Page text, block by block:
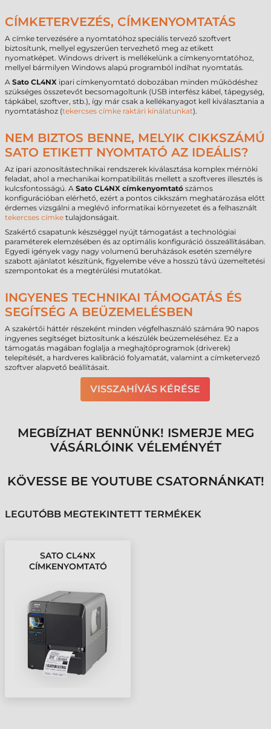
CÍMKETERVEZÉS, CÍMKENYOMTATÁS
A címke tervezésére a nyomtatóhoz speciális tervező szoftvert
biztosítunk, mellyel egyszerűen tervezhető meg az etikett
nyomatképet. Windows drivert is mellékelünk a címkenyomtatóhoz,
mellyel bármilyen Windows alapú programból indíhat nyomtatás.
A Sato CL4NX ipari címkenyomtató dobozában minden működéshez
szükséges összetevőt becsomagoltunk (USB interfész kábel, tápegység,
tápkábel, szoftver, stb.), így már csak a kellékanyagot kell kiválasztania a
nyomtatáshoz (tekercses címke raktári kínálatunkat).
NEM BIZTOS BENNE, MELYIK CIKKSZÁMÚ
SATO ETIKETT NYOMTATÓ AZ IDEÁLIS?
Az ipari azonosítástechnikai rendszerek kiválasztása komplex mérnöki
feladat, ahol a mechanikai kompatibilitás mellett a szoftveres illesztés is
kulcsfontosságú. A Sato CL4NX címkenyomtató számos
konfigurációban elérhető, ezért a pontos cikkszám meghatározása előtt
érdemes vizsgálni a meglévő informatikai környezetet és a felhasznált
tekercses címke tulajdonságait.
Szakértő csapatunk készséggel nyújt támogatást a technológiai
paraméterek elemzésében és az optimális konfiguráció összeállításában.
Egyedi igények vagy nagy volumenű beruházások esetén személyre
szabott ajánlatot készítünk, figyelembe véve a hosszú távú üzemeltetési
szempontokat és a megtérülési mutatókat.
INGYENES TECHNIKAI TÁMOGATÁS ÉS
SEGÍTSÉG A BEÜZEMELÉSBEN
A szakértői háttér részeként minden végfelhasználó számára 90 napos
ingyenes segítséget biztosítunk a készülék beüzemeléséhez. Ez a
támogatás magában foglalja a meghajtóprogramok (driverek)
telepítését, a hardveres kalibráció folyamatát, valamint a címketervező
szoftver alapvető beállításait.
VISSZAHÍVÁS KÉRÉSE
MEGBÍZHAT BENNÜNK! ISMERJE MEG
VÁSÁRLÓINK VÉLEMÉNYÉT
KÖVESSE BE YOUTUBE CSATORNÁNKAT!
LEGUTÓBB MEGTEKINTETT TERMÉKEK
SATO CL4NX
CÍMKENYOMTATÓ